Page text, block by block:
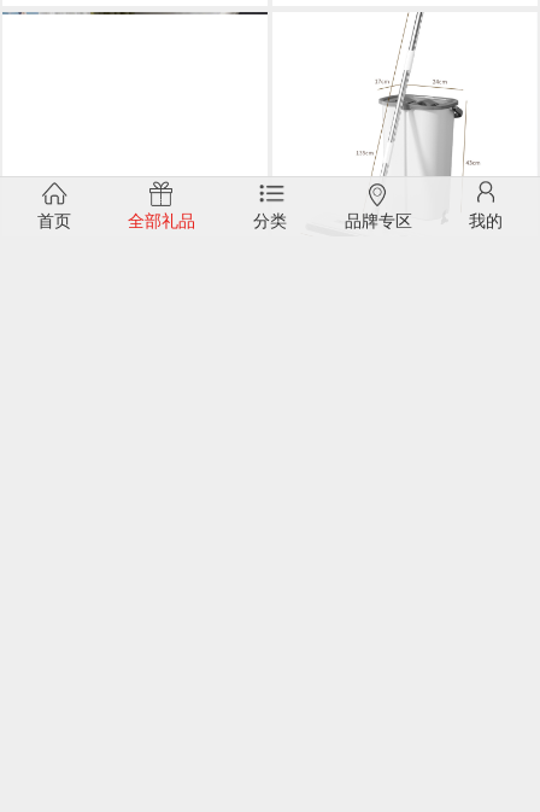
首页 全部礼品 分类 品牌专区 我的